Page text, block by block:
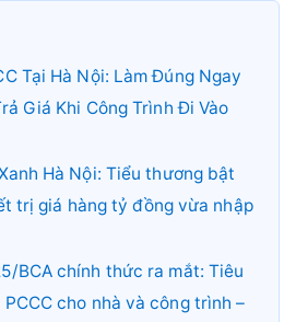
Tại Hà Nội: Làm Đúng Ngay
Giá Khi Công Trình Đi Vào
Hà Nội: Tiểu thương bật
trị giá hàng tỷ đồng vừa nhập
BCA chính thức ra mắt: Tiêu
cho nhà và công trình –